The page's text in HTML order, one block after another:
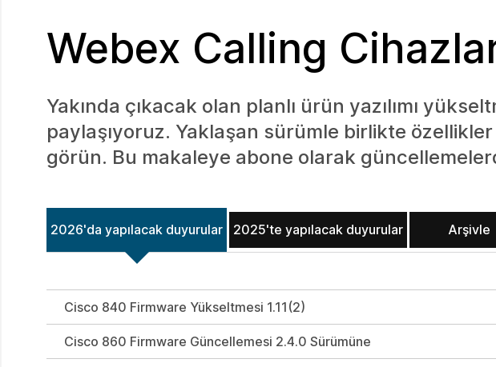
Webex Calling
Yakında çıkacak olan planlı ürün yazılımı
paylaşıyoruz. Yaklaşan sürümle birlikte
görün. Bu makaleye abone olarak
2026'da yapılacak duyurular 2025'te yapılacak duyurular Arşivle
Cisco 840 Firmware Yükseltmesi 1.11(2)
Cisco 860 Firmware Güncellemesi 2.4.0 Sürümüne